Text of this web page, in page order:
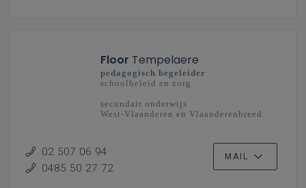
Floor Tempelaere
pedagogisch begeleider
schoolbeleid en zorg
secundair onderwijs
West-Vlaanderen en Vlaanderenbreed
02 507 06 94
0485 50 27 72
MAIL